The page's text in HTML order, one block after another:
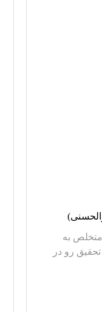
به
رو در